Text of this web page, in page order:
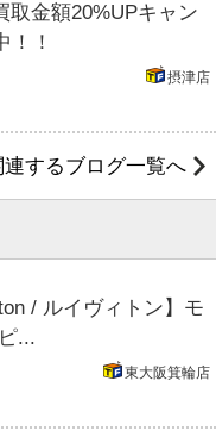
取金額20%UPキャン
！！
摂津店
連するブログ一覧へ
/ ルイヴィトン】モ
...
東大阪箕輪店